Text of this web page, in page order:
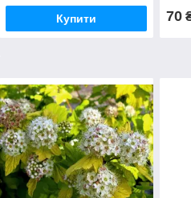
Купити 70